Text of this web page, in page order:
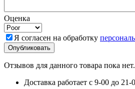
Оценка
Я согласен на обработку
Отзывов для данного товара пока нет.
Доставка работает с 9-00 до